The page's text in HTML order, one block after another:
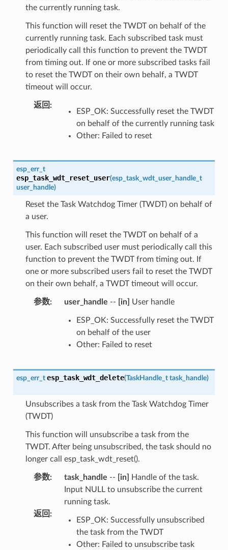
the currently running task.
This function will reset the TWDT on behalf of the
currently running task. Each subscribed task must
periodically call this function to prevent the TWDT
from timing out. If one or more subscribed tasks fail
to reset the TWDT on their own behalf, a TWDT
timeout will occur.
返回 :
ESP_OK: Successfully reset the TWDT
on behalf of the currently running task
Other: Failed to reset
esp_err_t
esp_task_wdt_reset_user(esp_task_wdt_user_handle_t
user_handle)
Reset the Task Watchdog Timer (TWDT) on behalf of
a user.
This function will reset the TWDT on behalf of a
user. Each subscribed user must periodically call this
function to prevent the TWDT from timing out. If
one or more subscribed users fail to reset the TWDT
on their own behalf, a TWDT timeout will occur.
参数: user_handle -- [in] User handle
ESP_OK: Successfully reset the TWDT
on behalf of the user
Other: Failed to reset
esp_err_t esp_task_wdt_delete(TaskHandle_t task_handle)
Unsubscribes a task from the Task Watchdog Timer
(TWDT)
This function will unsubscribe a task from the
TWDT. After being unsubscribed, the task should no
longer call esp_task_wdt_reset().
参数: task_handle -- [in]
Handle of the task.
Input NULL to unsubscribe the current
running task.
返回 :
ESP_OK: Successfully unsubscribed
the task from the TWDT
Other: Failed to unsubscribe task